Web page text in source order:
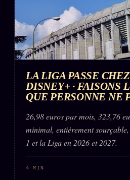
LA LIGA PASSE
DISNEY+ · FAISONS
QUE PERSONNE NE
26,98 euros par mois, 323,76
minimal, entièrement
1 et la Liga en 2026 et 2027.
4 MIN